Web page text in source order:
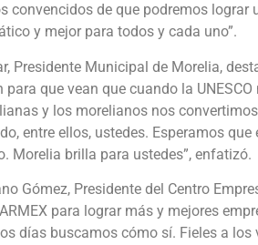
convencidos de que podremos
y mejor para todos y cada uno”.
Presidente Municipal de Morelia,
para que vean que cuando la
y los morelianos nos
entre ellos, ustedes. Esperamos
Morelia brilla para ustedes”, enfatizó.
Gómez, Presidente del Centro
para lograr más y mejores
días buscamos cómo sí. Fieles a